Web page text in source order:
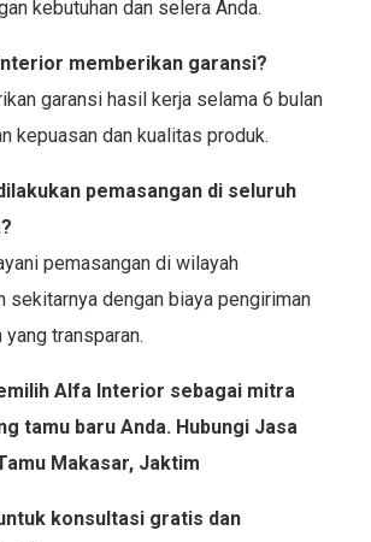
kebutuhan dan selera Anda.
memberikan garansi?
garansi hasil kerja selama 6 bulan
kepuasan dan kualitas produk.
pemasangan di seluruh
pemasangan di wilayah
sekitarnya dengan biaya pengiriman
transparan.
Alfa Interior sebagai mitra
tamu baru Anda. Hubungi Jasa
Makasar, Jaktim
konsultasi gratis dan